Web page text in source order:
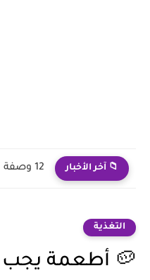
📁 آخر الأخبار
التغذية
🥔 أطعمة يجب